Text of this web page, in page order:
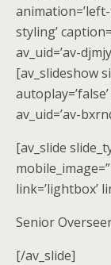
styling’
av_uid=’av-
[av_slideshow
av_uid=’av-
[av_slide
link=’lightbox’
Senior
[/av_slide]